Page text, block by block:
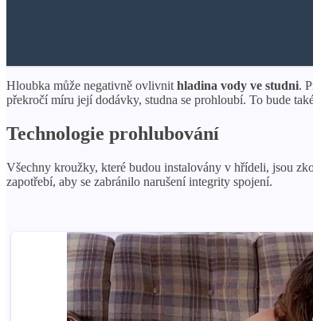
Hloubka může negativně ovlivnit hladina vody ve studni.
překročí míru její dodávky, studna se prohloubí. To bude
Technologie prohlubování
Všechny kroužky, které budou instalovány v hřídeli, jsou
zapotřebí, aby se zabránilo narušení integrity spojení.